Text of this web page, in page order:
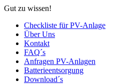
Gut zu wissen!
Checkliste für PV-Anlage
Über Uns
Kontakt
FAQ´s
Anfragen PV-Anlagen
Batterieentsorgung
Download´s